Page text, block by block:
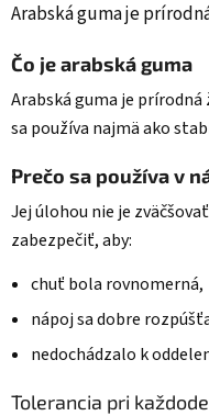
Arabská guma je
Čo je arabská guma
Arabská guma je prírodná
sa používa najmä ako
Prečo sa používa v
Jej úlohou nie je
zabezpečiť, aby:
chuť bola rovnomerná,
nápoj sa dobre
nedochádzalo k
Tolerancia pri